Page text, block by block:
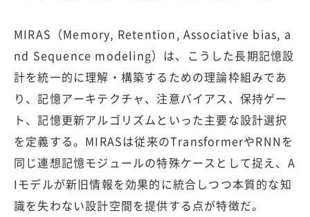
MIRAS（Memory, Retention, Associative bias, a
nd Sequence modeling）は、こうした長期記憶設
計を統一的に理解・構築するための理論枠組みであ
り、記憶アーキテクチャ、注意バイアス、保持ゲー
ト、記憶更新アルゴリズムといった主要な設計選択
を定義する。MIRASは従来のTransformerやRNNを
同じ連想記憶モジュールの特殊ケースとして捉え、A
Iモデルが新旧情報を効果的に統合しつつ本質的な知
識を失わない設計空間を提供する点が特徴だ。